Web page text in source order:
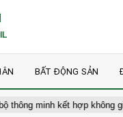
BẤT ĐỘNG SẢN
kết hợp không gian văn